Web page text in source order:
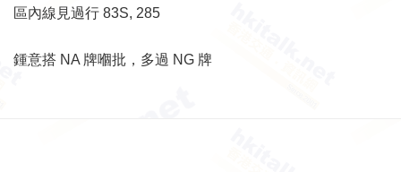
區內線見過行 83S, 285
鍾意搭 NA 牌嗰批，多過 NG 牌